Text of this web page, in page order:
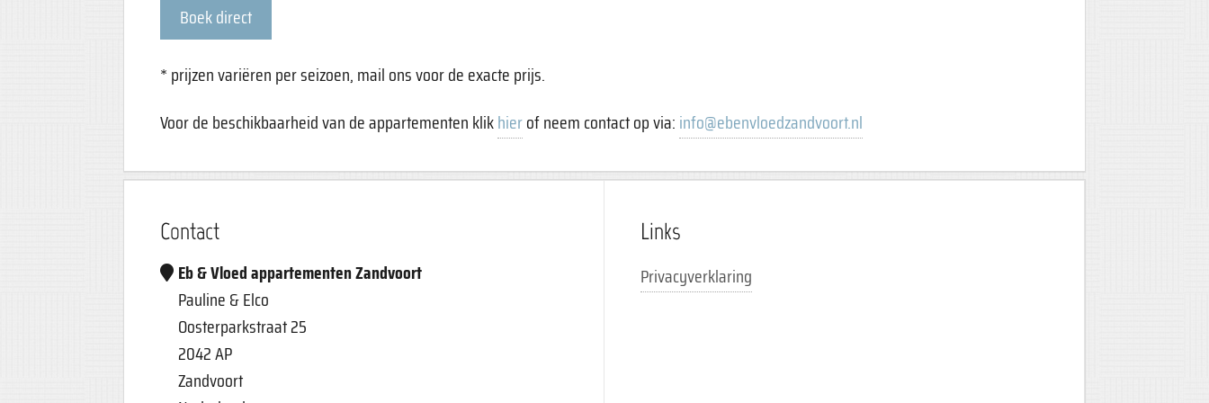
Boek direct
* prijzen variëren per seizoen, mail ons voor de exacte prijs.
Voor de beschikbaarheid van de appartementen klikhierof neem contact op via:info@ebenvloedzandvoort.nl
Contact
Eb & Vloed appartementen Zandvoort
Pauline & Elco
Oosterparkstraat 25
2042 AP
Zandvoort
Links
Privacyverklaring